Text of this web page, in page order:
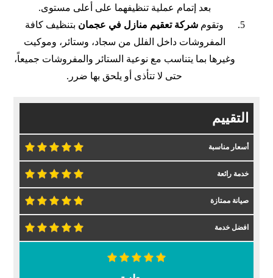
بعد إتمام عملية تنظيفهما على أعلى مستوى.
وتقوم شركة تعقيم منازل في عجمان بتنظيف كافة
المفروشات داخل الفلل من سجاد، وستائر، وموكيت
وغيرها بما يتناسب مع نوعية الستائر والمفروشات جميعاً،
حتى لا تتأذى أو يلحق بها ضرر.
التقييم
أسعار مناسبة
خدمة رائعة
صيانة ممتازة
افضل خدمة